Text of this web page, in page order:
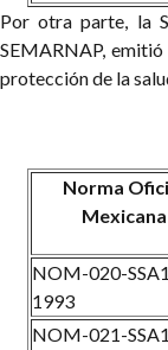
Por otra parte, la
SEMARNAP,
protección de la
Norma
Mexicana
NOM-020-
1993
NOM-021-